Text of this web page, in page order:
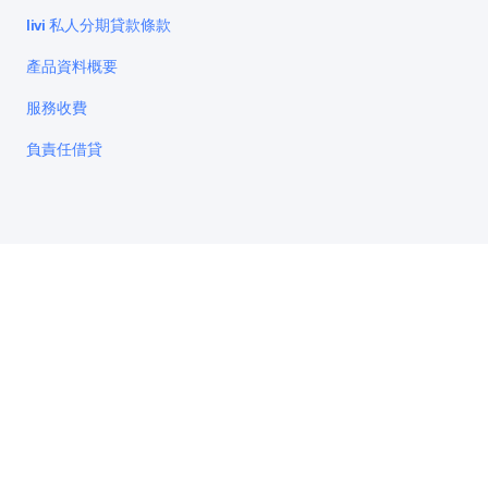
livi 私人分期貸款條款
產品資料概要
服務收費
負責任借貸